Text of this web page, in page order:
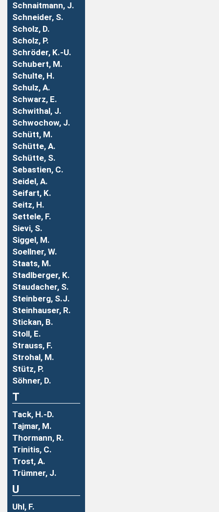
Schnaitmann, J.
Schneider, S.
Scholz, D.
Scholz, P.
Schröder, K.-U.
Schubert, M.
Schulte, H.
Schulz, A.
Schwarz, E.
Schwithal, J.
Schwochow, J.
Schütt, M.
Schütte, A.
Schütte, S.
Sebastien, C.
Seidel, A.
Seifart, K.
Seitz, H.
Settele, F.
Sievi, S.
Siggel, M.
Soellner, W.
Staats, M.
Stadlberger, K.
Staudacher, S.
Steinberg, S.J.
Steinhauser, R.
Stickan, B.
Stoll, E.
Strauss, F.
Strohal, M.
Stütz, P.
Söhner, D.
T
Tack, H.-D.
Tajmar, M.
Thormann, R.
Trinitis, C.
Trost, A.
Trümner, J.
U
Uhl, F.